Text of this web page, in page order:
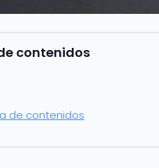
contenidos
de contenidos